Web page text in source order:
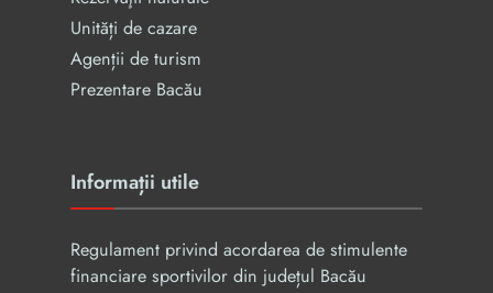
Unități de cazare
Agenții de turism
Prezentare Bacău
Informații utile
Regulament privind acordarea de stimulente
financiare sportivilor din județul Bacău